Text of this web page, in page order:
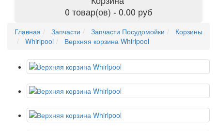
0 товар(ов) - 0.00 руб
Главная Запчасти Запчасти Посудомойки
Корзины
Whirlpool
Верхняя корзина Whirlpool